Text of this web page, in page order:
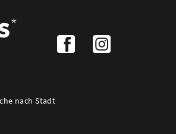
nach Stadt